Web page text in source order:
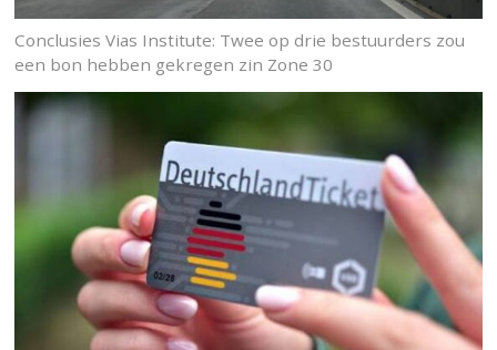
Conclusies Vias Institute: Twee op drie bestuurders zou
een bon hebben gekregen zin Zone 30